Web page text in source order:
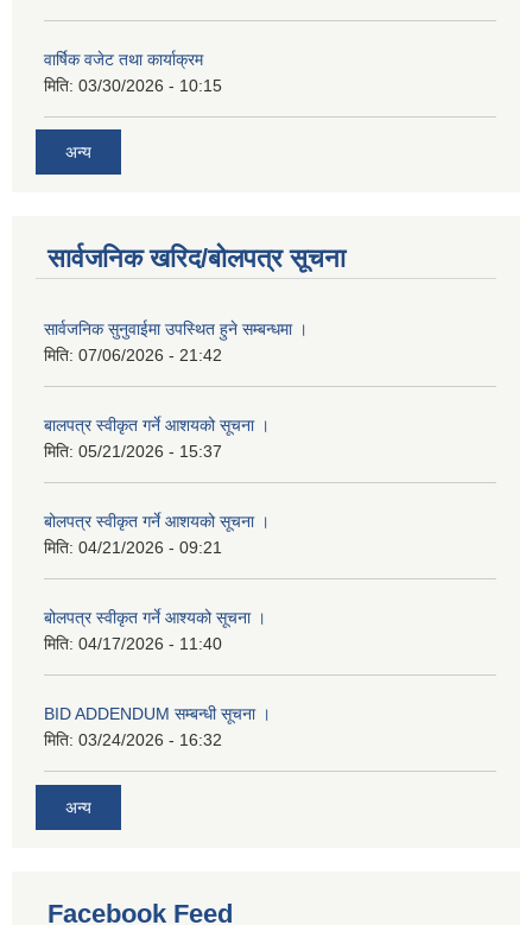
वार्षिक वजेट तथा कार्याक्रम
मिति: 03/30/2026 - 10:15
अन्य
सार्वजनिक खरिद/बोलपत्र सूचना
सार्वजनिक सुनुवाईमा उपस्थित हुने सम्बन्धमा ।
मिति: 07/06/2026 - 21:42
बालपत्र स्वीकृत गर्ने आशयको सूचना ।
मिति: 05/21/2026 - 15:37
बोलपत्र स्वीकृत गर्ने आशयको सूचना ।
मिति: 04/21/2026 - 09:21
बोलपत्र स्वीकृत गर्ने आश्यको सूचना ।
मिति: 04/17/2026 - 11:40
BID ADDENDUM सम्बन्धी सूचना ।
मिति: 03/24/2026 - 16:32
अन्य
Facebook Feed